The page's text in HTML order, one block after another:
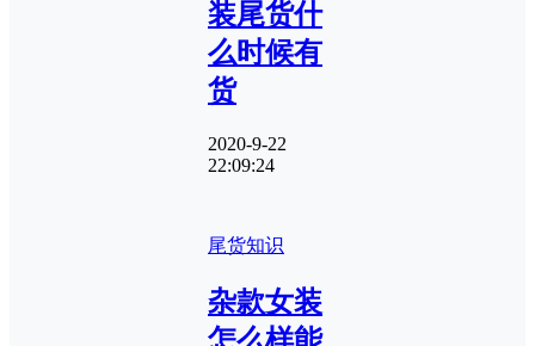
装尾货什
么时候有
货
2020-9-22
22:09:24
尾货知识
杂款女装
怎么样能